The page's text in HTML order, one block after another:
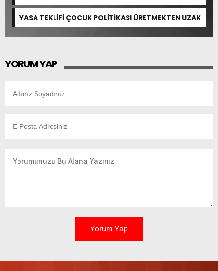
YASA TEKLİFİ ÇOCUK POLİTİKASI ÜRETMEKTEN UZAK
YORUM YAP
Yorum Yap